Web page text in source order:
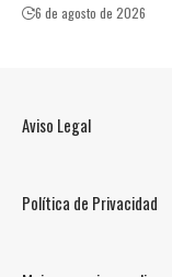
6 de agosto de 2026
Aviso Legal
Política de Privacidad